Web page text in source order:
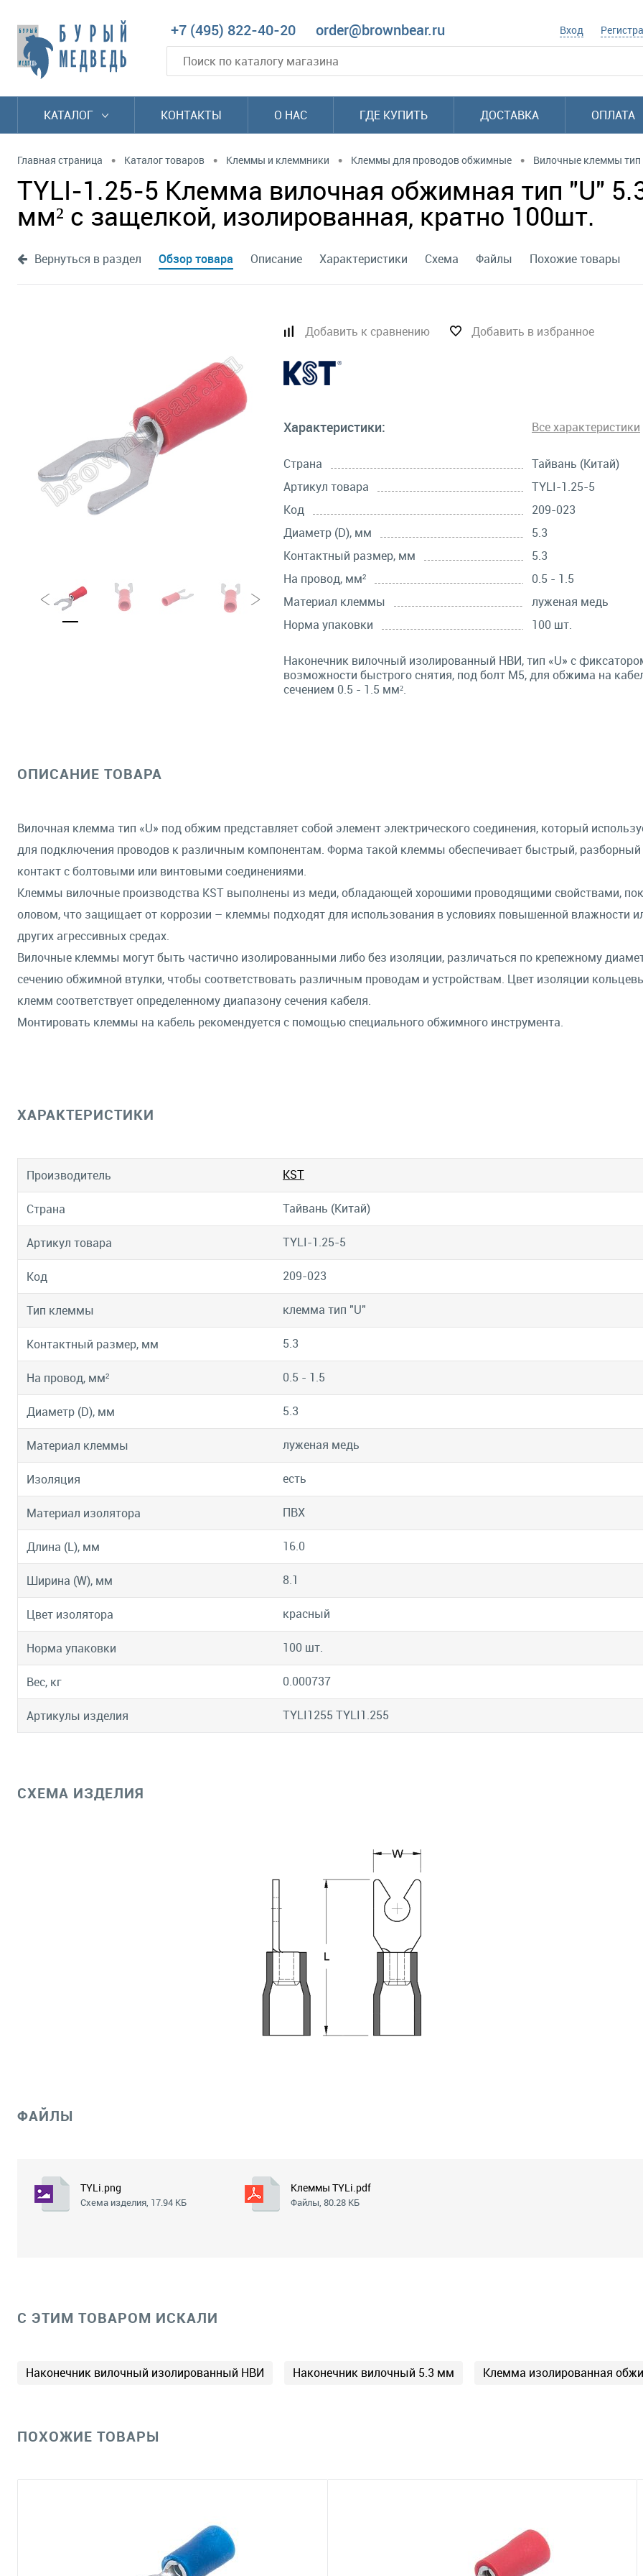
+7 (495) 822-40-20 order@brownbear.ru Вход
КАТАЛОГ КОНТАКТЫ О НАС ГДЕ КУПИТЬ ДОСТАВКА ОПЛАТА
Главная страница • Каталог товаров • Клеммы и клеммники • Клеммы для проводов обжимные • Вилочные клеммы
TYLI-1.25-5 Клемма вилочная обжимная тип "U"
мм² с защелкой, изолированная, кратно 100шт.
Вернуться в раздел Обзор товара Описание Характеристики Схема Файлы Похожие товары
Добавить к сравнению Добавить в избранное
Характеристики: Все характеристики
Страна
Тайвань (Китай)
Артикул товара
TYLI-1.25-5
Код
209-023
Диаметр (D), мм
5.3
Контактный размер, мм
5.3
На провод, мм²
0.5 - 1.5
Материал клеммы
луженая медь
Норма упаковки
100 шт.
Наконечник вилочный изолированный НВИ, тип «U» с
возможности быстрого снятия, под болт М5, для обжима на
сечением 0.5 - 1.5 мм².
ОПИСАНИЕ ТОВАРА
Вилочная клемма тип «U» под обжим представляет собой элемент электрического соединения, который
для подключения проводов к различным компонентам. Форма такой клеммы обеспечивает быстрый, разборный
контакт с болтовыми или винтовыми соединениями.
Клеммы вилочные производства KST выполнены из меди, обладающей хорошими проводящими свойствами,
оловом, что защищает от коррозии – клеммы подходят для использования в условиях повышенной влажности
других агрессивных средах.
Вилочные клеммы могут быть частично изолированными либо без изоляции, различаться по крепежному
сечению обжимной втулки, чтобы соответствовать различным проводам и устройствам. Цвет изоляции
клемм соответствует определенному диапазону сечения кабеля.
Монтировать клеммы на кабель рекомендуется с помощью специального обжимного инструмента.
ХАРАКТЕРИСТИКИ
Производитель KST
Страна Тайвань (Китай)
Артикул товара TYLI-1.25-5
Код 209-023
Тип клеммы клемма тип "U"
Контактный размер, мм 5.3
На провод, мм² 0.5 - 1.5
Диаметр (D), мм 5.3
Материал клеммы луженая медь
Изоляция есть
Материал изолятора ПВХ
Длина (L), мм 16.0
Ширина (W), мм 8.1
Цвет изолятора красный
Норма упаковки 100 шт.
Вес, кг 0.000737
Артикулы изделия TYLI1255 TYLI1.255
СХЕМА ИЗДЕЛИЯ
ФАЙЛЫ
TYLi.png
Схема изделия, 17.94 КБ
Клеммы TYLi.pdf
Файлы, 80.28 КБ
C ЭТИМ ТОВАРОМ ИСКАЛИ
Наконечник вилочный изолированный НВИ Наконечник вилочный 5.3 мм Клемма изолированная
ПОХОЖИЕ ТОВАРЫ